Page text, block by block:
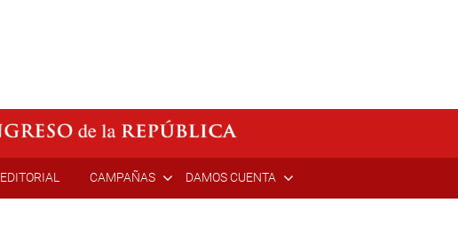
EDITORIAL CAMPAÑAS DAMOS CUENTA